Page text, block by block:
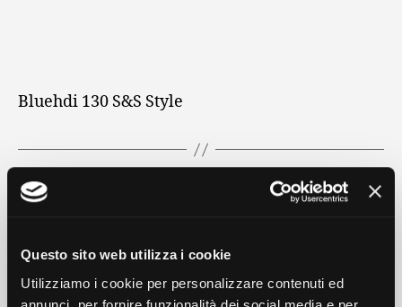
Questo sito web utilizza i cookie
Utilizziamo i cookie per personalizzare contenuti ed
Bluehdi 130 S&S Style
PROMOZIONI
DataSettembre 24, 2024